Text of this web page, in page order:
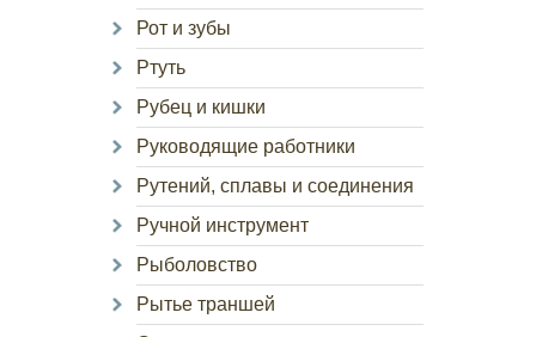
Рот и зубы
Ртуть
Рубец и кишки
Руководящие работники
Рутений, сплавы и соединения
Ручной инструмент
Рыболовство
Рытье траншей